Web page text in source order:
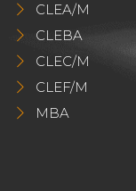
CLEA/M
CLEBA
CLEC/M
CLEF/M
MBA